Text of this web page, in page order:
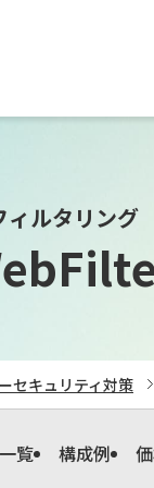
ィルタリング
セキュリティ対策
覧 構成例